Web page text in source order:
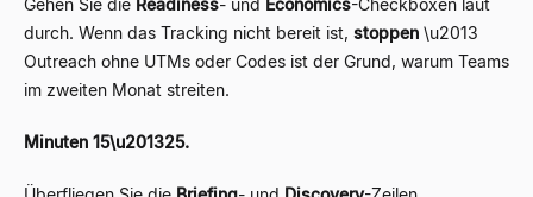
Gehen Sie die Readiness- und Economics-Checkboxen laut
durch. Wenn das Tracking nicht bereit ist, stoppen \u2013
Outreach ohne UTMs oder Codes ist der Grund, warum Teams
im zweiten Monat streiten.
Minuten 15\u201325.